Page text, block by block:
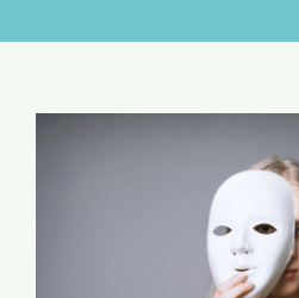
Aktion